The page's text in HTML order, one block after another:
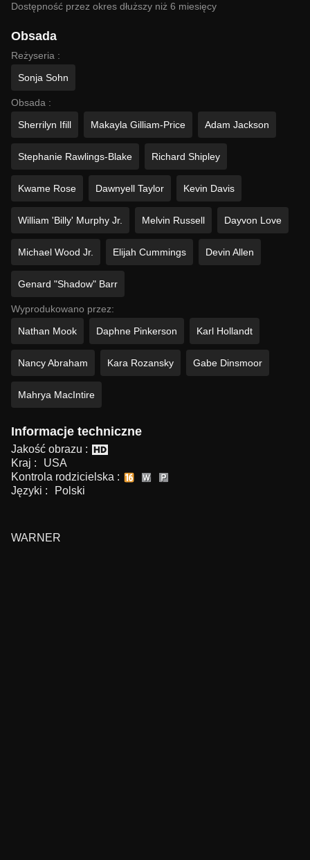
Dostępność przez okres dłuższy niż 6 miesięcy
Obsada
Reżyseria :
Sonja Sohn
Obsada :
Sherrilyn Ifill
Makayla Gilliam-Price Adam Jackson
Stephanie Rawlings-Blake Richard Shipley
Kwame Rose Dawnyell Taylor Kevin Davis
William 'Billy' Murphy Jr. Melvin Russell Dayvon Love
Michael Wood Jr. Elijah Cummings Devin Allen
Genard "Shadow" Barr
Wyprodukowano przez:
Nathan Mook
Daphne Pinkerson Karl Hollandt
Nancy Abraham Kara Rozansky Gabe Dinsmoor
Mahrya MacIntire
Informacje techniczne
Jakość obrazu :
Kraj :
USA
Kontrola rodzicielska :
Języki :
Polski
WARNER